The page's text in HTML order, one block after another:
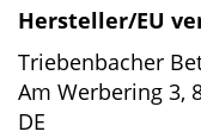
Hersteller/EU
Triebenbacher
Am Werbering 3,
DE